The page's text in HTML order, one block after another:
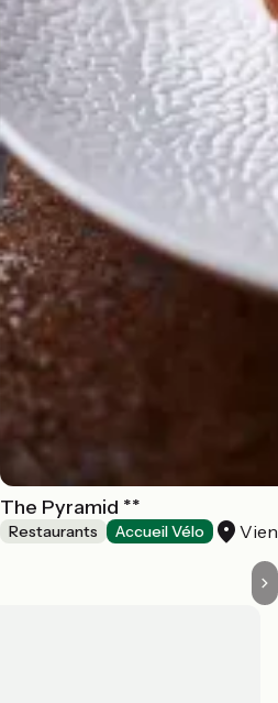
The Pyramid **
Restaurants Accueil Vélo